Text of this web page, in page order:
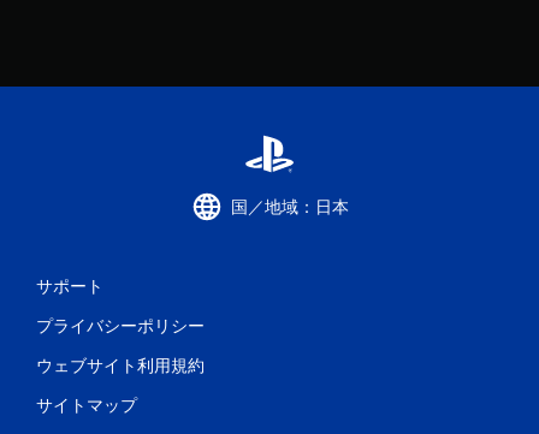
国／地域：日本
サポート
プライバシーポリシー
ウェブサイト利用規約
サイトマップ